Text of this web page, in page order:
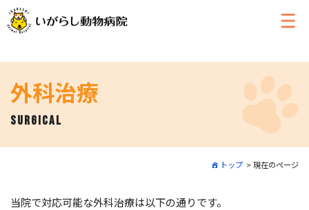
外科治療
surgical
トップ 現在のページ
当院で対応可能な外科治療は以下の通りです。